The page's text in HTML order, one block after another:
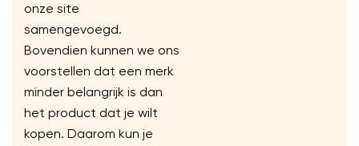
onze site
samengevoegd.
Bovendien kunnen we ons
voorstellen dat een merk
minder belangrijk is dan
het product dat je wilt
kopen. Daarom kun je